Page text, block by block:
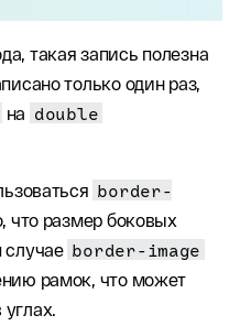
такая запись полезна
только один раз,
на double
border-
что размер боковых
случае border-image
рамок, что может